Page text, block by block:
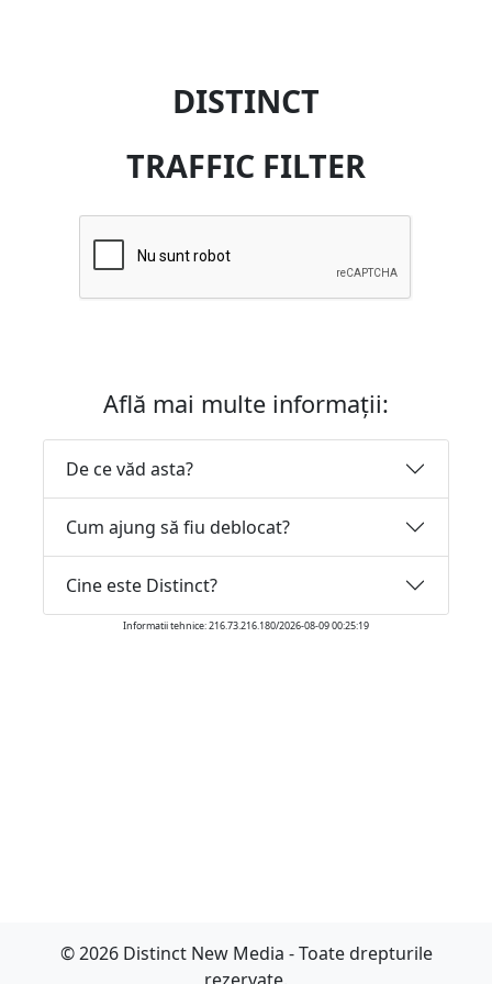
DISTINCT
TRAFFIC FILTER
Află mai multe informații:
De ce văd asta?
Cum ajung să fiu deblocat?
Cine este Distinct?
Informatii tehnice: 216.73.216.180/2026-08-09 00:25:19
© 2026 Distinct New Media - Toate drepturile